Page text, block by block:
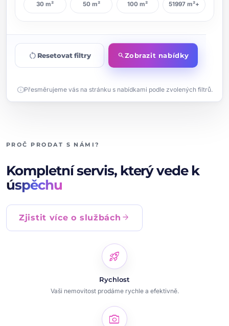
30 m² 50 m² 100 m² 51997 m²+
restart_alt Resetovat filtry searchZobrazit nabídky
infoPřesměrujeme vás na stránku s nabídkami podle zvolených filtrů.
PROČ PRODAT S NÁMI?
Kompletní servis, který vede k
úspěchu
Zjistit více o službách arrow_forward
rocket_launch
Rychlost
Vaši nemovitost prodáme rychle a efektivně.
photo_camera